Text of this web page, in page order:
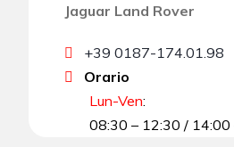
Jaguar Land Rover
+39 0187-174.01.98
Orario
Lun-Ven:
08:30 – 12:30 / 14:00